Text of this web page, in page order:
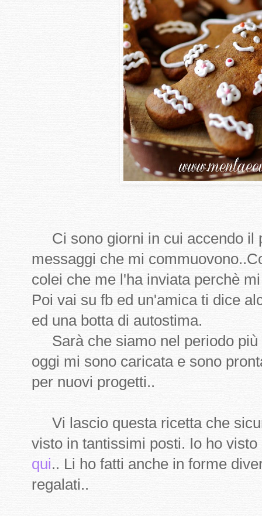
Ci sono giorni in cui accendo il
messaggi che mi
colei che me l'ha inviata perchè
Poi vai su fb ed un'amica ti dice
ed una botta di autostima.
Sarà che siamo nel periodo più
oggi mi sono caricata e sono
per nuovi progetti..
Vi lascio questa ricetta che
visto in tantissimi posti. Io ho
qui.. Li ho fatti anche in forme
regalati..